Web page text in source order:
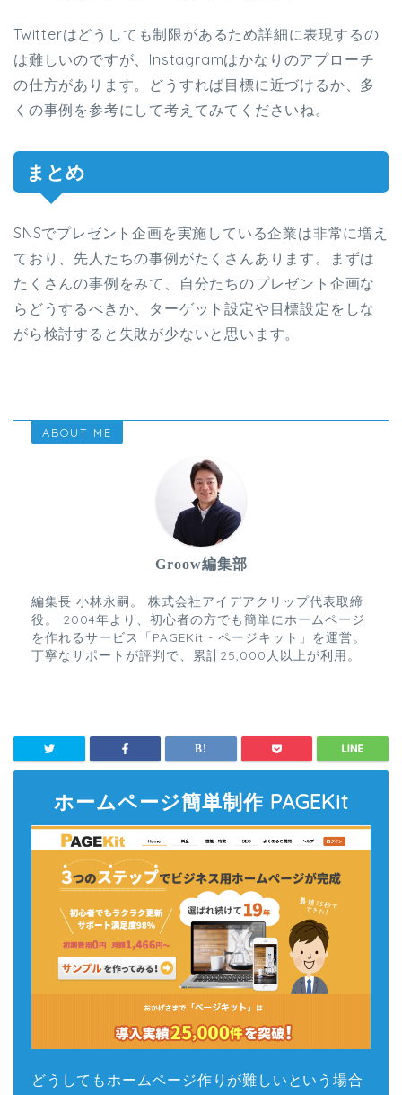
Twitterはどうしても制限があるため詳細に表現するの
は難しいのですが、Instagramはかなりのアプローチ
の仕方があります。どうすれば目標に近づけるか、多
くの事例を参考にして考えてみてくださいね。
まとめ
SNSでプレゼント企画を実施している企業は非常に増え
ており、先人たちの事例がたくさんあります。まずは
たくさんの事例をみて、自分たちのプレゼント企画な
らどうするべきか、ターゲット設定や目標設定をしな
がら検討すると失敗が少ないと思います。
ABOUT ME
Groow編集部
編集長 小林永嗣。 株式会社アイデアクリップ代表取締
役。 2004年より、初心者の方でも簡単にホームページ
を作れるサービス「PAGEKit - ページキット」を運営。
丁寧なサポートが評判で、累計25,000人以上が利用。
ホームページ簡単制作 PAGEKit
どうしてもホームページ作りが難しいという場合